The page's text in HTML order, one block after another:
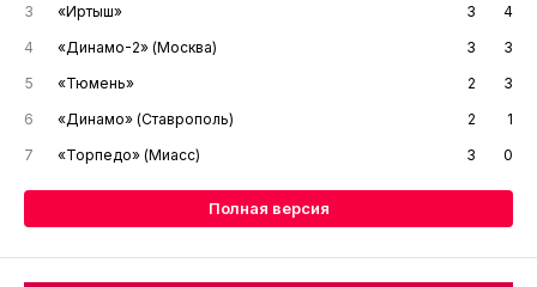
3
«Иртыш» 3
4
4
«Динамо-2» (Москва) 3
3
5
«Тюмень» 2
3
6
«Динамо» (Ставрополь) 2
1
7
«Торпедо» (Миасс) 3 0
Полная версия